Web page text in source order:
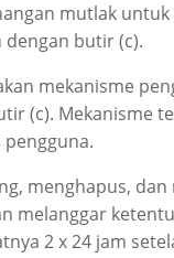
mutlak
butir (c).
mekanisme
(c). Mekanisme
menghapus,
melanggar
2 x 24 jam